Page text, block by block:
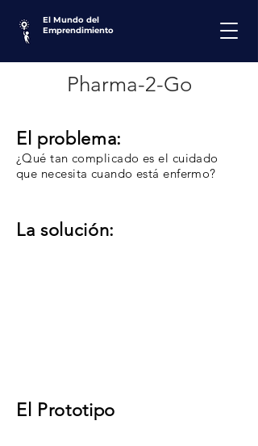
El Mundo del
Emprendimiento
Pharma-2-Go
El problema:
¿Qué tan complicado es el cuidado
que necesita cuando está enfermo?
La solución:
El Prototipo